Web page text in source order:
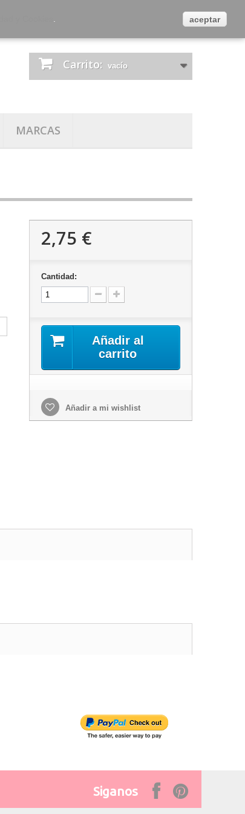
Iniciar sesión
Carrito: vacío
MARCAS
2,75 €
Cantidad:
Añadir al
carrito
Añadir a mi wishlist
Siganos
aceptar